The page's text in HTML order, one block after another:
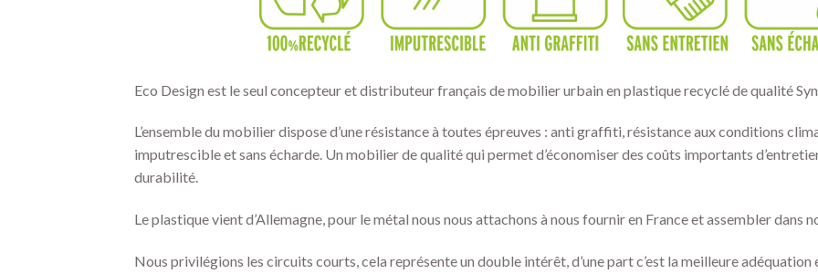
Eco Design est le seul concepteur et distributeur français de mobilier urbain en plastique recyclé de qualité
L’ensemble du mobilier dispose d’une résistance à toutes épreuves : anti graffiti, résistance aux conditions
imputrescible et sans écharde. Un mobilier de qualité qui permet d’économiser des coûts importants
durabilité.
Le plastique vient d’Allemagne, pour le métal nous nous attachons à nous fournir en France et assembler dans
Nous privilégions les circuits courts, cela représente un double intérêt, d’une part c’est la meilleure